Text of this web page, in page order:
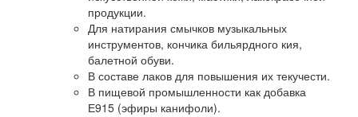
продукции.
Для натирания смычков музыкальных
инструментов, кончика бильярдного кия,
балетной обуви.
В составе лаков для повышения их текучести.
В пищевой промышленности как добавка
Е915 (эфиры канифоли).